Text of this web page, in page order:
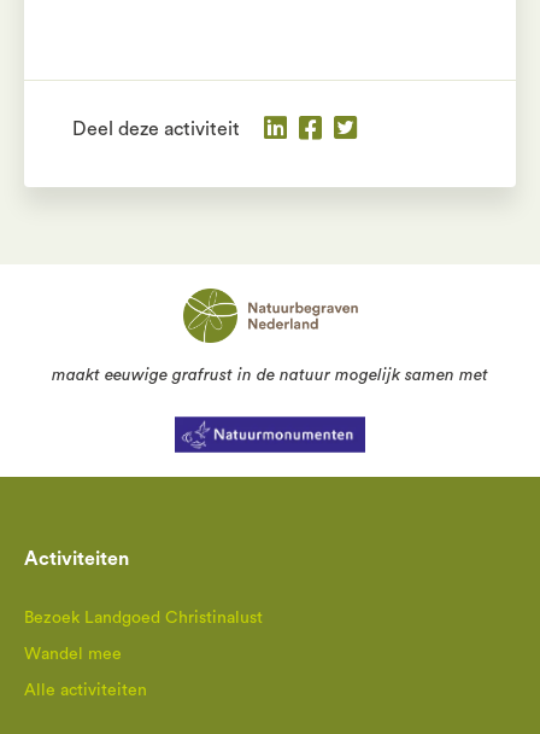
Deel deze activiteit
maakt eeuwige grafrust in de natuur mogelijk samen met
Activiteiten
Bezoek Landgoed Christinalust
Wandel mee
Alle activiteiten